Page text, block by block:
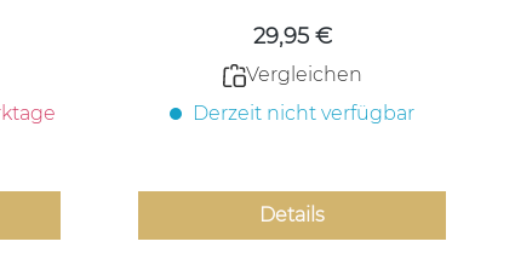
29,95 €
Vergleichen
Derzeit nicht verfügbar
Details